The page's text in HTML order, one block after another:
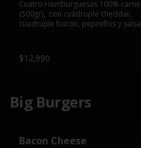
Cuatro Hamburguesas 100% carne
(500gr),  con cuádruple cheddar,
cuadruple bacon, pepinillos y salsa
$12.990
Big Burgers
Bacon Cheese